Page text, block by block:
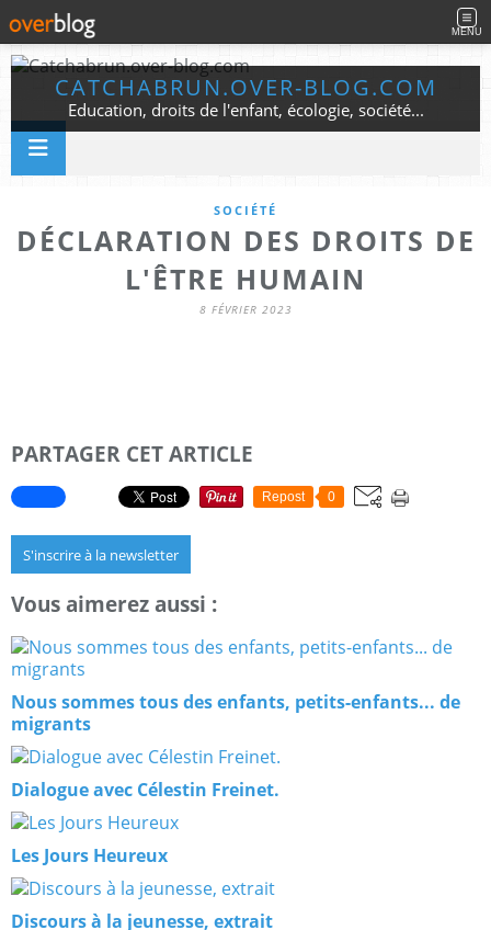
MENU
CATCHABRUN.OVER-BLOG.COM
Education, droits de l'enfant, écologie, société...
SOCIÉTÉ
DÉCLARATION DES DROITS DE
L'ÊTRE HUMAIN
8 FÉVRIER 2023
PARTAGER CET ARTICLE
Repost 0
S'inscrire à la newsletter
Vous aimerez aussi :
Nous sommes tous des enfants, petits-enfants... de
migrants
Dialogue avec Célestin Freinet.
Les Jours Heureux
Discours à la jeunesse, extrait